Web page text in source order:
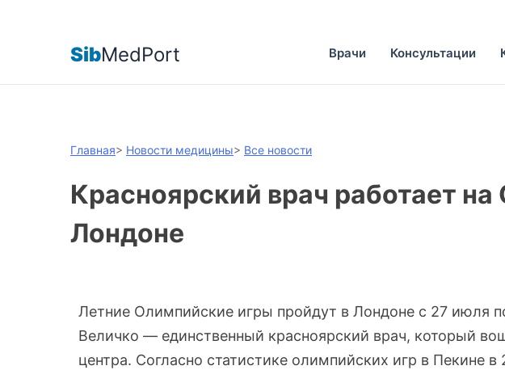
SibMedPort Врачи Консультации
Главная> Новости медицины> Все новости
Красноярский врач работает
Лондоне
Летние Олимпийские игры пройдут в Лондоне с 27 июля
Величко — единственный красноярский врач, который
центра. Согласно статистике олимпийских игр в Пекине в